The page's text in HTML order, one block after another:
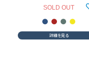
SOLD OUT
詳細を見る